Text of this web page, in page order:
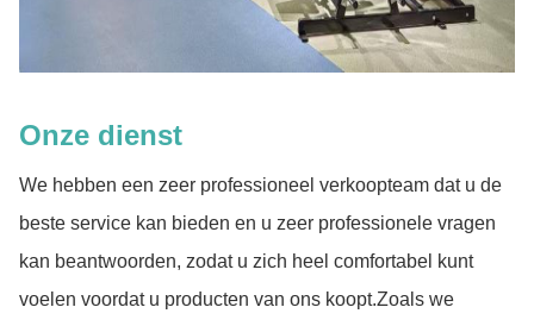
Onze dienst
We hebben een zeer professioneel verkoopteam dat u de
beste service kan bieden en u zeer professionele vragen
kan beantwoorden, zodat u zich heel comfortabel kunt
voelen voordat u producten van ons koopt.Zoals we